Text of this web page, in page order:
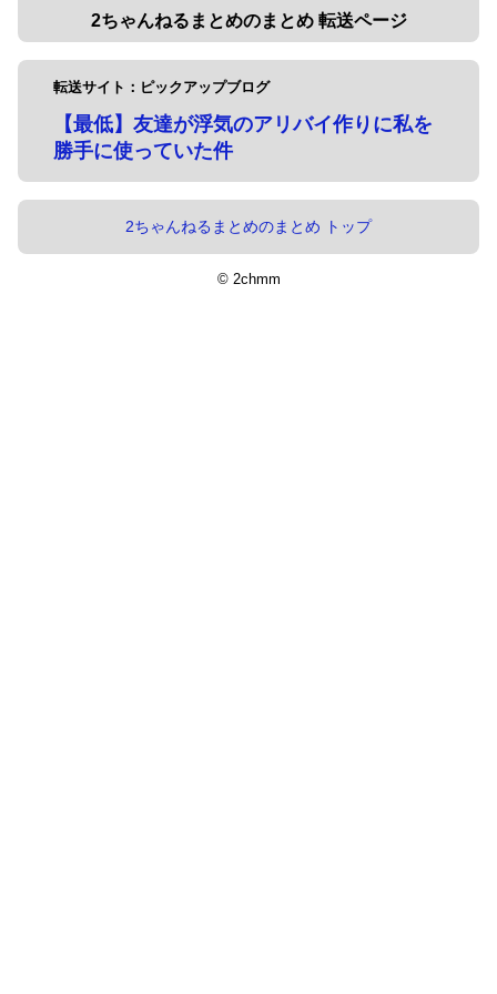
2ちゃんねるまとめのまとめ 転送ページ
転送サイト：ピックアップブログ
【最低】友達が浮気のアリバイ作りに私を
勝手に使っていた件
2ちゃんねるまとめのまとめ トップ
© 2chmm